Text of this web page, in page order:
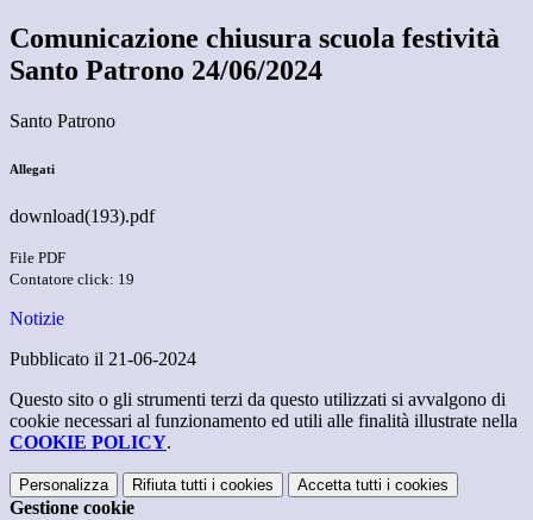
Comunicazione chiusura scuola festività
Santo Patrono 24/06/2024
Santo Patrono
Allegati
download(193).pdf
File PDF
Contatore click: 19
Notizie
Pubblicato il 21-06-2024
Questo sito o gli strumenti terzi da questo utilizzati si avvalgono di
cookie necessari al funzionamento ed utili alle finalità illustrate nella
COOKIE POLICY.
Personalizza Rifiuta tutti i cookies Accetta tutti i cookies
Gestione cookie